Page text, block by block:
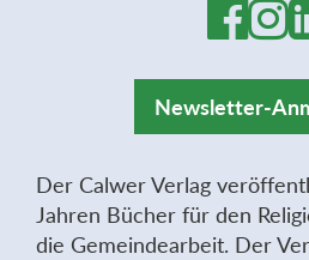
Newsletter-
Der Calwer Verlag
Jahren Bücher für den
die Gemeindearbeit. Der